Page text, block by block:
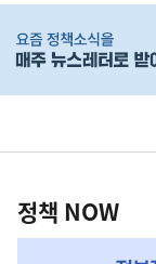
단
영
책
NOW,
정책 NOW